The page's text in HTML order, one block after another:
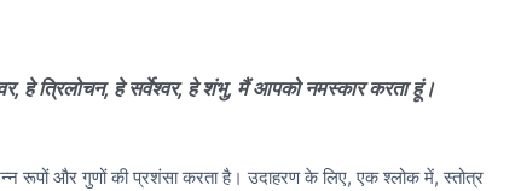
हे त्रिलोचन, हे सर्वेश्वर, हे शंभु, मैं आपको नमस्कार करता हूं।
रूपों और गुणों की प्रशंसा करता है। उदाहरण के लिए, एक श्लोक में, स्तोत्र